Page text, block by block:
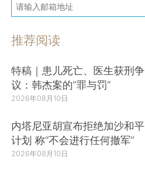
推荐阅读
特稿｜患儿死亡、医生获刑争
议：韩杰案的“罪与罚”
2026年08月10日
内塔尼亚胡宣布拒绝加沙和平
计划 称“不会进行任何撤军”
2026年08月10日